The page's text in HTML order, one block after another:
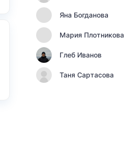
Яна Богданова
Мария Плотникова
Глеб Иванов
Таня Сартасова